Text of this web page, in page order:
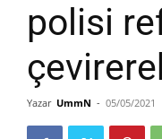
polisi
Yazar UmmN - 05/05/2021